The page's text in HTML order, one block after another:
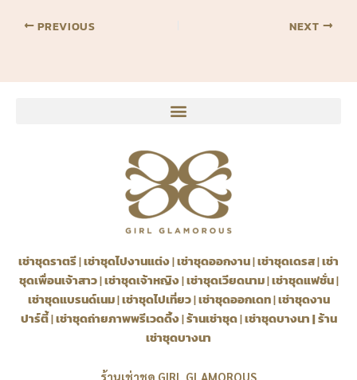
PREVIOUS NEXT
เช่าชุดราตรี|เช่าชุดไปงานแต่ง|เช่าชุดออกงาน|เช่าชุดเดรส|เช่า
ชุดเพื่อนเจ้าสาว|เช่าชุดเจ้าหญิง|เช่าชุดเวียดนาม|เช่าชุดแฟชั่น|
เช่าชุดแบรนด์เนม|เช่าชุดไปเที่ยว|เช่าชุดออกเดท|เช่าชุดงาน
ปาร์ตี้|เช่าชุดถ่ายภาพพรีเวดดิ้ง|ร้านเช่าชุด|เช่าชุดบางนา|ร้าน
เช่าชุดบางนา
ร้านเช่าชุด GIRL GLAMOROUS